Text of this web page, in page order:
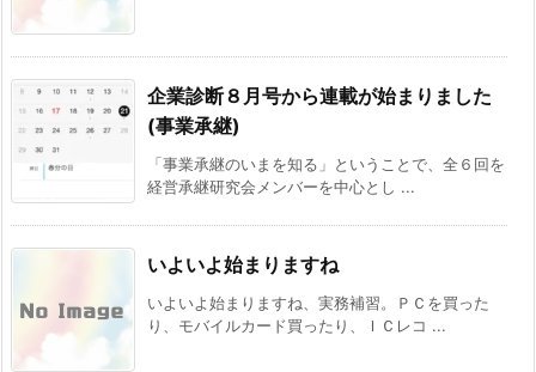
企業診断８月号から連載が始まりました
(事業承継)
「事業承継のいまを知る」ということで、全６回を
経営承継研究会メンバーを中心とし ...
いよいよ始まりますね
いよいよ始まりますね、実務補習。ＰＣを買った
り、モバイルカード買ったり、ＩＣレコ ...